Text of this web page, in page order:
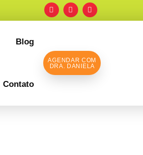
Blog
Contato
AGENDAR COM
DRA. DANIELA